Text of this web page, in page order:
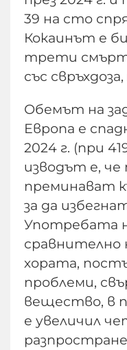
39 на сто
Кокаинът е
трети
със
Обемът на
Европа е
2024 г. (при
изводът е,
преминават
за да
Употребата
сравнително
хората,
проблеми,
вещество, в
е увеличил